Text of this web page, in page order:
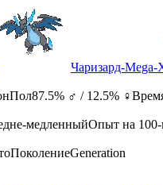
Чаризард-Mega-
Пол87.5% ♂ / 12.5% ♀
медленныйОпыт на
ПоколениеGeneration